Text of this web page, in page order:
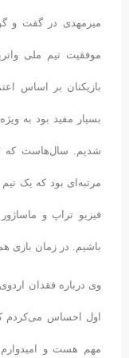
میرمهدی در گفت و گو
موفقیت تیم ملی
بازیکنان بر اساس
بسیار مفید بود به
شدیم. سال‌هاست که
مرتبه‌ای بود که یک
فیزیو تراپ و
باشیم. در زمان بازی
وی درباره فقدان
اول احساس می‌کردم
مهم هست و